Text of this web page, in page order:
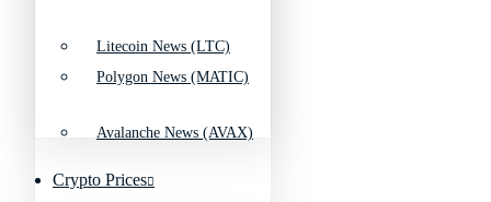
Polygon News (MATIC)
Crypto Prices
Litecoin News (LTC)
Avalanche News (AVAX)